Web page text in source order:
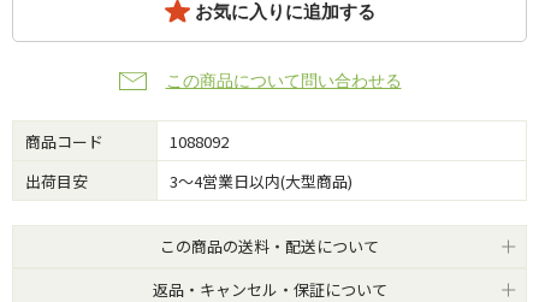
お気に入りに追加する
この商品について問い合わせる
商品コード
1088092
出荷目安
3～4営業日以内(大型商品)
この商品の送料・配送について
返品・キャンセル・保証について